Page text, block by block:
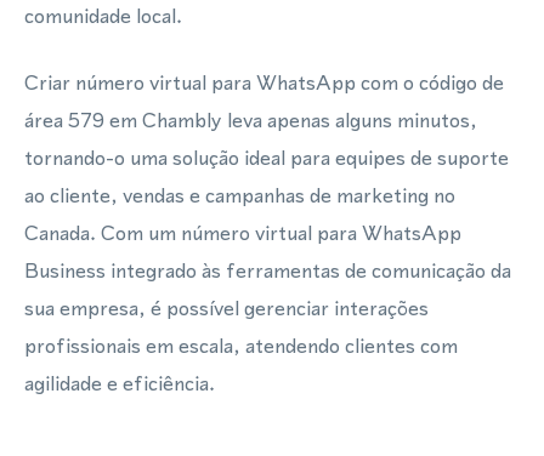
comunidade local.
Criar número virtual para WhatsApp com o código de
área 579 em Chambly leva apenas alguns minutos,
tornando-o uma solução ideal para equipes de suporte
ao cliente, vendas e campanhas de marketing no
Canada. Com um número virtual para WhatsApp
Business integrado às ferramentas de comunicação da
sua empresa, é possível gerenciar interações
profissionais em escala, atendendo clientes com
agilidade e eficiência.